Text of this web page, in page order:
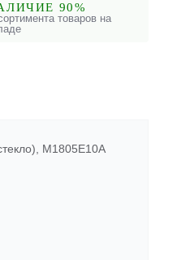
90%
товаров на
M1805E10A